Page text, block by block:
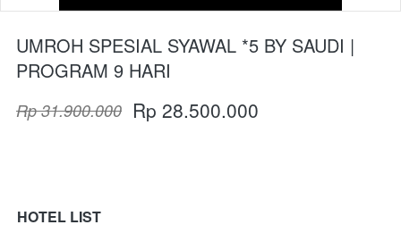
UMROH SPESIAL SYAWAL *5 BY SAUDI |
PROGRAM 9 HARI
Rp 31.900.000 Rp 28.500.000
HOTEL LIST